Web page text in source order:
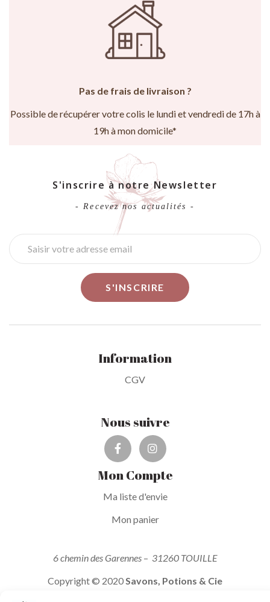
Pas de frais de livraison ?
Possible de récupérer votre colis le lundi et vendredi de 17h à
19h à mon domicile*
S'inscrire à notre Newsletter
- Recevez nos actualités -
Information
CGV
Nous suivre
Mon Compte
Ma liste d'envie
Mon panier
6 chemin des Garennes– 31260 TOUILLE
Copyright © 2020Savons, Potions & Cie